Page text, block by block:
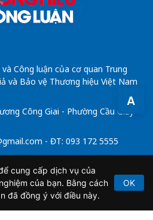
A
Công luận của cơ quan Trung
và Bảo vệ Thương hiệu Việt Nam
Công Giai - Phường Cầu Giấy -
- ĐT: 093 172 5555
điện tử số 64/GP-BTTTT do Bộ
ngày 21/2/2020.
cung cấp dịch vụ của
của bạn. Bằng cách
đã đồng ý với điều này.
OK